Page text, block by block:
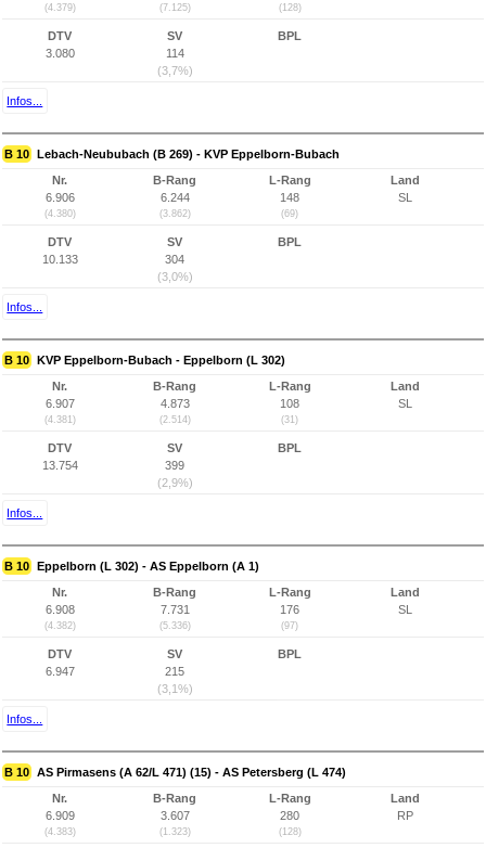
(4.379) (7.125) (128)
DTV
3.080
SV
114
(3,7%)
BPL
Infos...
B 10 Lebach-Neububach (B 269) - KVP Eppelborn-Bubach
Nr.
6.906
(4.380)
B-Rang
6.244
(3.862)
L-Rang
148
(69)
Land
SL
DTV
10.133
SV
304
(3,0%)
BPL
Infos...
B 10 KVP Eppelborn-Bubach - Eppelborn (L 302)
Nr.
6.907
(4.381)
B-Rang
4.873
(2.514)
L-Rang
108
(31)
Land
SL
DTV
13.754
SV
399
(2,9%)
BPL
Infos...
B 10 Eppelborn (L 302) - AS Eppelborn (A 1)
Nr.
6.908
(4.382)
B-Rang
7.731
(5.336)
L-Rang
176
(97)
Land
SL
DTV
6.947
SV
215
(3,1%)
BPL
Infos...
B 10 AS Pirmasens (A 62/L 471) (15) - AS Petersberg (L 474)
Nr.
6.909
(4.383)
B-Rang
3.607
(1.323)
L-Rang
280
(128)
Land
RP